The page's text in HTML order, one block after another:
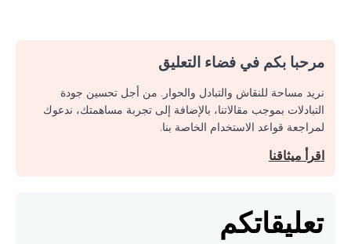
مرحبا بكم في فضاء التعليق
نريد مساحة للنقاش والتبادل والحوار. من أجل تحسين جودة
التبادلات بموجب مقالاتنا، بالإضافة إلى تجربة مساهمتك، ندعوك
لمراجعة قواعد الاستخدام الخاصة بنا.
اقرأ ميثاقنا
تعليقاتكم